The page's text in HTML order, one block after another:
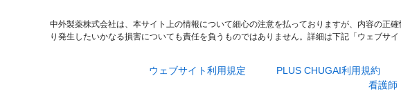
中外製薬株式会社は、本サイト上の情報について細心の注意を払っておりますが、内容の正
り発生したいかなる損害についても責任を負うものではありません。詳細は下記「ウェブサイ
ウェブサイト利用規定 PLUS CHUGAI利用規約
看護師